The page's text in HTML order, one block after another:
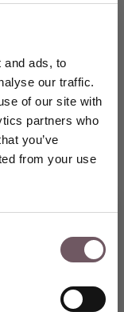
and ads, to
our traffic.
of our site with
partners who
you’ve
from your use
5 % na svůj první